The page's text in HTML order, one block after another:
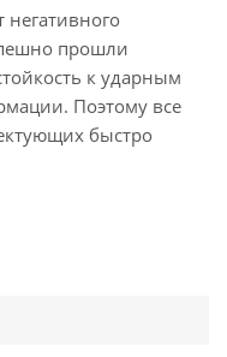
прошли
к ударным
Поэтому все
быстро